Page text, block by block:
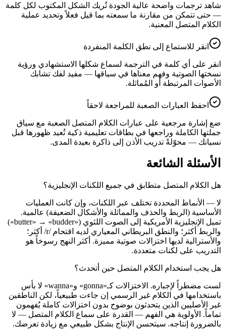
شاهد ترجمات واضحة عالية الجودة تُريك الشكل المكتوب لكل كلمة
— حتى تتمكن من مقارنة ما سمعته بما قيل فعلاً وتحديد عملية
الكلام المتصل المعنية.
انقر للاستماع إلى نطق الكلمة المنفردة
انقر على أي كلمة في الترجمة لسماع شكلها الاستشهادي ورؤية
نسختها الصوتية وفهم معناها في سياقها — مفيد لفك تشابك
الأصوات المرتبطة أو المُماثلة.
احفظ العبارات الصعبة للمراجعة لاحقاً
ضع إشارة مرجعية على عبارات الكلام المتصل الصعبة مع سياق
جملتها الكاملة وراجعها في بطاقات تعليمية ذكية تُعيد ظهورها قبل
نسيانك — محوّلةً تدريب الأذن إلى ذاكرة بعيدة المدى.
الأسئلة الشائعة
هل الكلام المتصل متطابق في جميع اللكنات الإنجليزية؟
لا — الأنماط المحددة تختلف عبر اللكنات، وإن كانت العمليات
الأساسية (الربط والحذف والمماثلة والأشكال الضعيفة) عالمية.
تميل الإنجليزية الأمريكية إلى الصوت اللثوي («butter» → «budder»)
والربط أكثر؛ والنطق البريطاني المعياري لديه اقتحام /r/ أكثر؛
والأسترالية لديها اختزالات صوتية مميزة. أكثر النهج رسوخاً هو
التدريب على لكنات متعددة.
هل يجب استخدام الكلام المتصل حين أتحدث؟
لست مضطراً لإجباره. الاختزالات كـ«gonna» و«wanna» لا بأس
باستخدامها في الكلام غير الرسمي إن جاءت طبيعياً، لكن الناطقين
غير الأصليين الذين يتحدثون بوضوح بدون اختزالات كاملة يُفهمون
تماماً. الأولوية هي الفهم — القدرة على سماع الكلام المتصل — لا
بالضرورة إنتاجه. سيتحسن الإنتاج بشكل طبيعي مع زيادة تعرضك.